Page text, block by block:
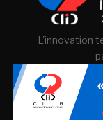
L'innovation